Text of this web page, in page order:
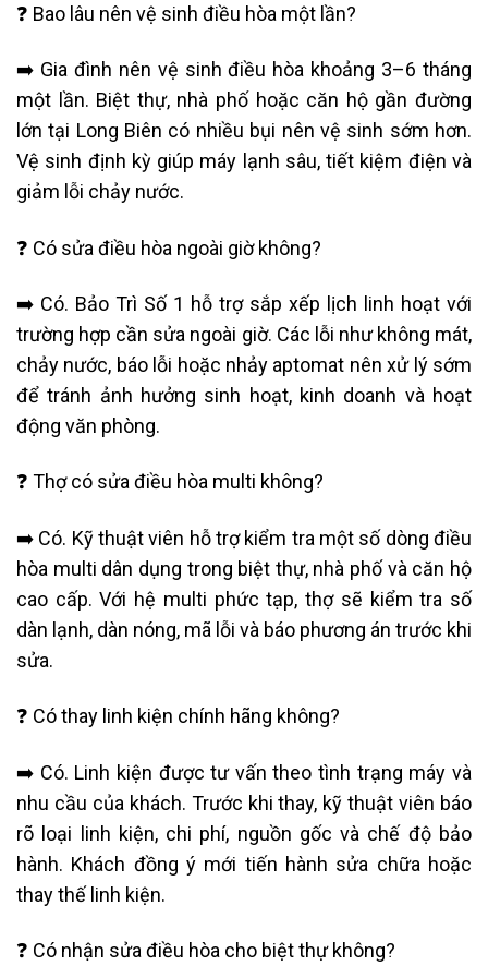
❓ Bao lâu nên vệ sinh điều hòa một lần?
➡️ Gia đình nên vệ sinh điều hòa khoảng 3–6 tháng
một lần. Biệt thự, nhà phố hoặc căn hộ gần đường
lớn tại Long Biên có nhiều bụi nên vệ sinh sớm hơn.
Vệ sinh định kỳ giúp máy lạnh sâu, tiết kiệm điện và
giảm lỗi chảy nước.
❓ Có sửa điều hòa ngoài giờ không?
➡️ Có. Bảo Trì Số 1 hỗ trợ sắp xếp lịch linh hoạt với
trường hợp cần sửa ngoài giờ. Các lỗi như không mát,
chảy nước, báo lỗi hoặc nhảy aptomat nên xử lý sớm
để tránh ảnh hưởng sinh hoạt, kinh doanh và hoạt
động văn phòng.
❓ Thợ có sửa điều hòa multi không?
➡️ Có. Kỹ thuật viên hỗ trợ kiểm tra một số dòng điều
hòa multi dân dụng trong biệt thự, nhà phố và căn hộ
cao cấp. Với hệ multi phức tạp, thợ sẽ kiểm tra số
dàn lạnh, dàn nóng, mã lỗi và báo phương án trước khi
sửa.
❓ Có thay linh kiện chính hãng không?
➡️ Có. Linh kiện được tư vấn theo tình trạng máy và
nhu cầu của khách. Trước khi thay, kỹ thuật viên báo
rõ loại linh kiện, chi phí, nguồn gốc và chế độ bảo
hành. Khách đồng ý mới tiến hành sửa chữa hoặc
thay thế linh kiện.
❓ Có nhận sửa điều hòa cho biệt thự không?